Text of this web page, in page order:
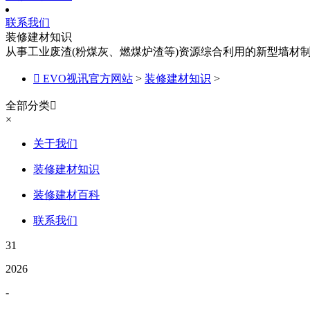
联系我们
装修建材知识
从事工业废渣(粉煤灰、燃煤炉渣等)资源综合利用的新型墙材
 EVO视讯官方网站 > 装修建材知识 >
全部分类
×
关于我们
装修建材知识
装修建材百科
联系我们
31
2026
-